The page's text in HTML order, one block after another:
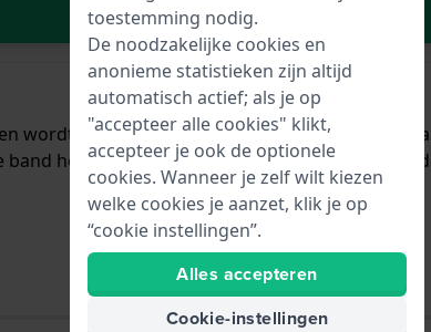
In Winkelwagen
wordt aan het horloge bevestigd door middel
heeft geen rechte aanzet wat betekent dat
toestemming nodig.
De noodzakelijke cookies en
anonieme statistieken zijn altijd
automatisch actief; als je op
"accepteer alle cookies" klikt,
accepteer je ook de optionele
cookies. Wanneer je zelf wilt kiezen
welke cookies je aanzet, klik je op
“cookie instellingen”.
Alles accepteren
Cookie-instellingen